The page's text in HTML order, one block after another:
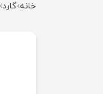
خانه گارد